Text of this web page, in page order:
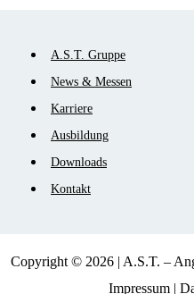
Navigation
überspringen
A.S.T. Gruppe
News & Messen
Karriere
Ausbildung
Downloads
Kontakt
Copyright © 2026 | A.S.T. –
Impressum |